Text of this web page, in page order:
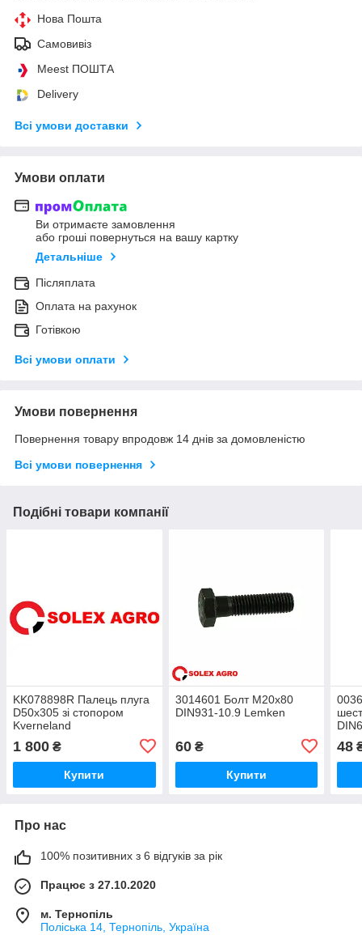
Нова Пошта
Самовивіз
Meest ПОШТА
Delivery
Всі умови доставки
Умови оплати
Ви отримаєте замовлення
або гроші повернуться на вашу картку
Детальніше
Післяплата
Оплата на рахунок
Готівкою
Всі умови оплати
Умови повернення
Повернення товару впродовж 14 днів за домовленістю
Всі умови повернення
Подібні товари компанії
KK078898R Палець плуга
D50х305 зі стопором
Kverneland
1 800 ₴
Купити
3014601 Болт М20х80
DIN931-10.9 Lemken
60₴
Купити
48
Про нас
100% позитивних з 6 відгуків за рік
Працює з 27.10.2020
м. Тернопіль
Поліська 14, Тернопіль, Україна